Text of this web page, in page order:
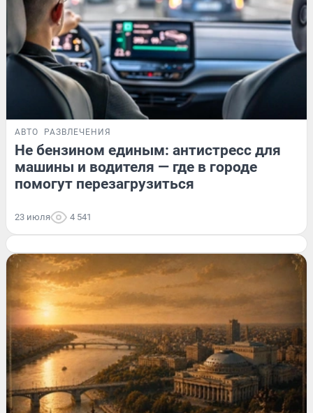
АВТО РАЗВЛЕЧЕНИЯ
Не бензином единым: антистресс для
машины и водителя — где в городе
помогут перезагрузиться
23 июля 4 541